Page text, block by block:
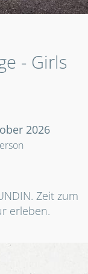
- Girls
2026
Zeit zum
erleben.